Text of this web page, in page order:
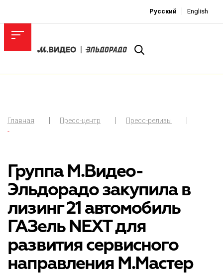
Русский English
Главная Пресс-центр
Пресс-релизы
-
Группа М.Видео-
Эльдорадо закупила в
лизинг 21 автомобиль
ГАЗель NEXT для
развития сервисного
направления М.Мастер